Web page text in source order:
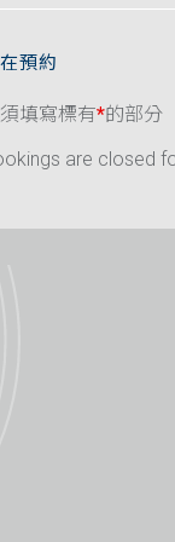
預約
填寫標有*的部分
are closed